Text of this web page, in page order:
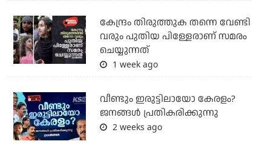
കേന്ദ്രം തിരുത്തുക തന്നെ വേണ്ടി
വരും പുതിയ പിള്ളേരാണ് സമരം
ചെയ്യുന്നത്
1 week ago
വീണ്ടും ഇരുട്ടിലായോ കേരളം?
ജനങ്ങൾ പ്രതികരിക്കുന്നു
2 weeks ago